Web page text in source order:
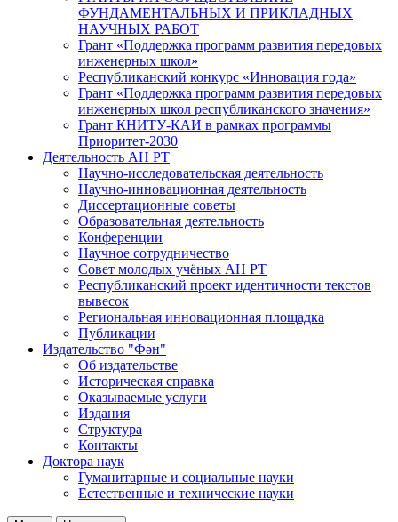
ФУНДАМЕНТАЛЬНЫХ И ПРИКЛАДНЫХ
НАУЧНЫХ РАБОТ
Грант «Поддержка программ развития передовых
инженерных школ»
Республиканский конкурс «Инновация года»
Грант «Поддержка программ развития передовых
инженерных школ республиканского значения»
Грант КНИТУ-КАИ в рамках программы
Приоритет-2030
Деятельность АН РТ
Научно-исследовательская деятельность
Научно-инновационная деятельность
Диссертационные советы
Образовательная деятельность
Конференции
Научное сотрудничество
Совет молодых учёных АН РТ
Республиканский проект идентичности текстов
вывесок
Региональная инновационная площадка
Публикации
Издательство "Фән"
Об издательстве
Историческая справка
Оказываемые услуги
Издания
Структура
Контакты
Доктора наук
Гуманитарные и социальные науки
Естественные и технические науки